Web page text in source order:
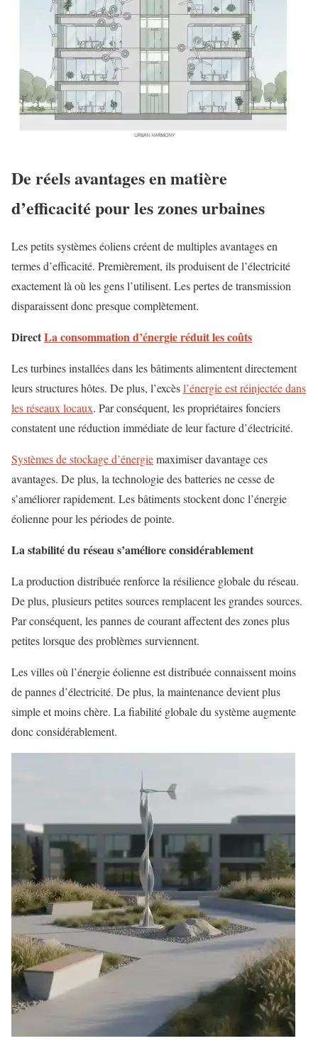
De réels avantages en matière
d’efficacité pour les zones urbaines
Les petits systèmes éoliens créent de multiples avantages en
termes d’efficacité. Premièrement, ils produisent de l’électricité
exactement là où les gens l’utilisent. Les pertes de transmission
disparaissent donc presque complètement.
DirectLa consommation d’énergie réduit les coûts
Les turbines installées dans les bâtiments alimentent directement
leurs structures hôtes. De plus, l’excèsl’énergie est réinjectée dans
les réseaux locaux. Par conséquent, les propriétaires fonciers
constatent une réduction immédiate de leur facture d’électricité.
Systèmes de stockage d’énergiemaximiser davantage ces
avantages. De plus, la technologie des batteries ne cesse de
s’améliorer rapidement. Les bâtiments stockent donc l’énergie
éolienne pour les périodes de pointe.
La stabilité du réseau s’améliore considérablement
La production distribuée renforce la résilience globale du réseau.
De plus, plusieurs petites sources remplacent les grandes sources.
Par conséquent, les pannes de courant affectent des zones plus
petites lorsque des problèmes surviennent.
Les villes où l’énergie éolienne est distribuée connaissent moins
de pannes d’électricité. De plus, la maintenance devient plus
simple et moins chère. La fiabilité globale du système augmente
donc considérablement.